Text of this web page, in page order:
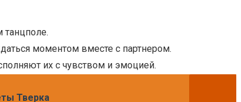
танцполе.
моментом вместе с партнером.
их с чувством и эмоцией.
Тверка